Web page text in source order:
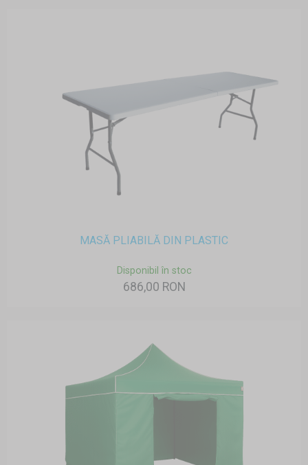
MASĂ PLIABILĂ DIN PLASTIC
Disponibil în stoc
686,00 RON